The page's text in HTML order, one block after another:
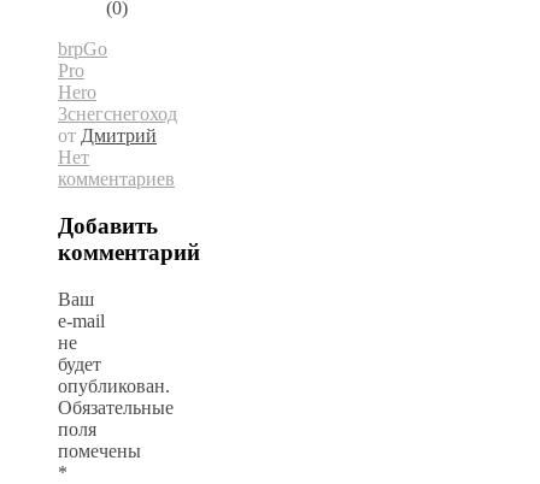
(0)
brpGo
Pro
Hero
3снегснегоход
от Дмитрий
Нет
комментариев
Добавить
комментарий
Ваш
e-mail
не
будет
опубликован.
Обязательные
поля
помечены
*